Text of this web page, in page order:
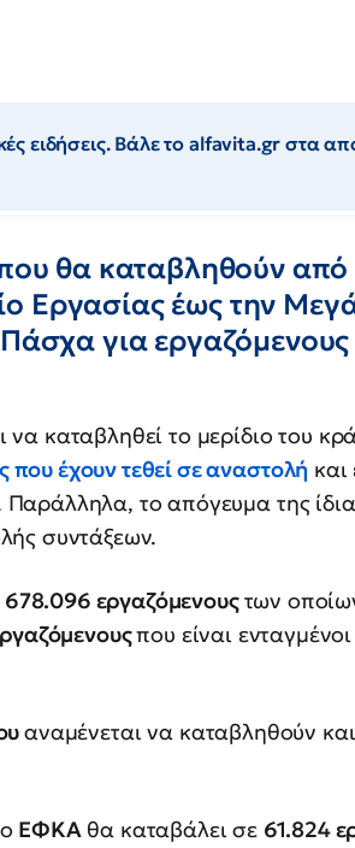
ειδήσεις. Βάλε το alfavita.gr στα
θα καταβληθούν
Εργασίας έως την
για
να καταβληθεί το μερίδιο του
που έχουν τεθεί σε αναστολή
το απόγευμα της
συντάξεων.
678.096 εργαζόμενουςτων
που είναι
αναμένεται να καταβληθούν
ΕΦΚΑθα καταβάλει σε 61.824